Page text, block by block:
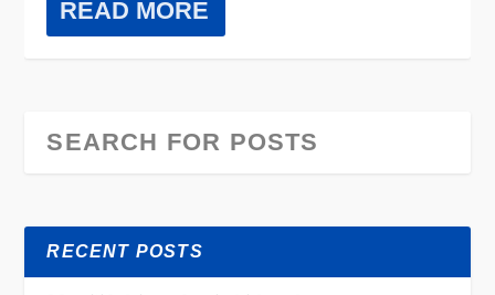
READ MORE
RECENT POSTS